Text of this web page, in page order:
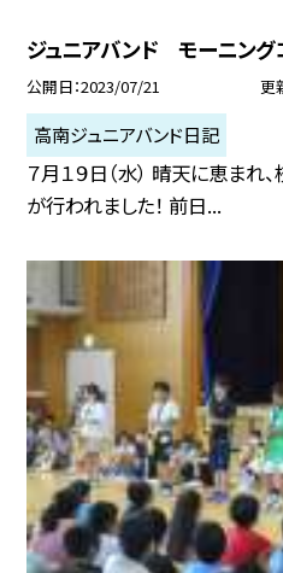
ジュニアバンド モーニン
公開日 2023/07/21 更
高南ジュニアバンド日記
７月１９日（水） 晴天に恵まれ
が行われました！ 前日...